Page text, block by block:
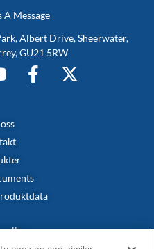
A Message
Albert Drive, Sheerwater,
GU21 5RW